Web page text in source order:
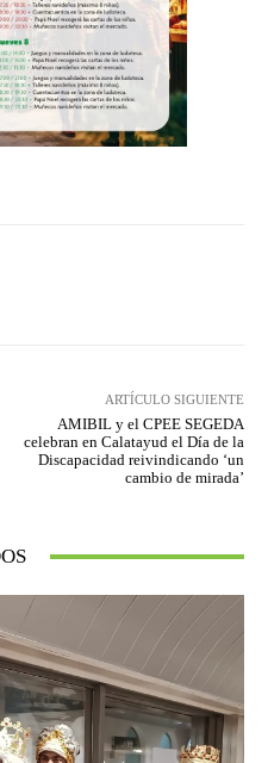
ARTÍCULO SIGUIENTE
AMIBIL y el CPEE SEGEDA
celebran en Calatayud el Día de la
Discapacidad reivindicando ‘un
cambio de mirada’